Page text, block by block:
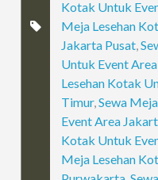
Kotak Untuk
Meja Lesehan
Jakarta Pusat ,
Untuk Event
Lesehan Kotak
Timur,Sewa
Event Area
Kotak Untuk
Meja Lesehan